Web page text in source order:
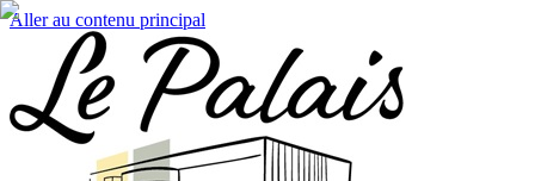
Aller au contenu principal